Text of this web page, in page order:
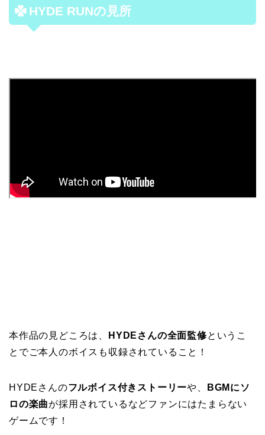
HYDE RUNの見所
本作品の見どころは、 HYDEさんの全面監修というこ
とでご本人のボイスも収録されていること！
HYDEさんのフルボイス付きストーリーや、
BGMにソ
ロの楽曲が採用されているなどファンにはたまらない
ゲームです！